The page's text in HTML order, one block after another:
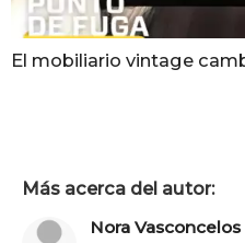
El mobiliario vintage
Más acerca del autor:
Nora Vasconcelos